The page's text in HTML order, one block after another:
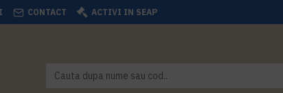
CONTACT ACTIVI IN SEAP